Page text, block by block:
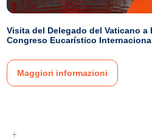
Visita del Delegado del Vaticano a
Congreso Eucarístico
Maggiori informazioni